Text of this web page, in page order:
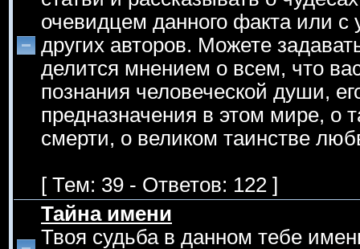
очевидцем данного факта или с
других авторов. Можете
делится мнением о всем, что
познания человеческой души,
предназначения в этом мире, о
смерти, о великом таинстве
[ Тем: 39 - Ответов: 122 ]
Тайна имени
Твоя судьба в данном тебе